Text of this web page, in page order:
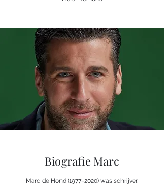
Biografie Marc
Marc de Hond (1977-2020)was schrijver,